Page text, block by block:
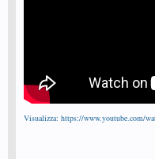
Visualizza: https://www.youtube.com/